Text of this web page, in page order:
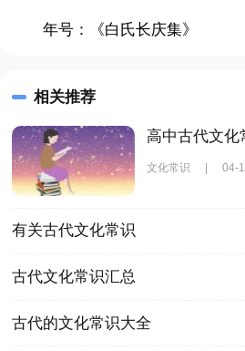
年号：《白氏长庆集》
相关推荐
高中古代文化
文化常识 04-
有关古代文化常识
古代文化常识汇总
古代的文化常识大全